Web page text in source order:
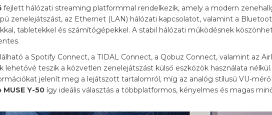
fejlett hálózati streaming platformmal rendelkezik, amely a modern
zenelejátszást, az Ethernet (LAN) hálózati kapcsolatot, valamint a
tabletekkel és számítógépekkel. A stabil hálózati működésnek
a Spotify Connect, a TIDAL Connect, a Qobuz Connect, valamint az
teszik a közvetlen zenelejátszást külső eszközök használata nélkül.
jelenít meg a lejátszott tartalomról, míg az analóg stílusú VU-
MUSE Y-50 így ideális választás a többplatformos, kényelmes és magas